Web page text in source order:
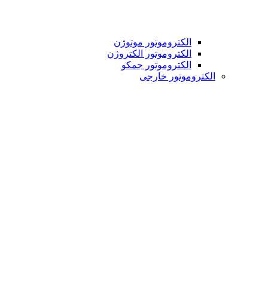
الکتروموتور موتوژن
الکتروموتور الکتروژن
الکتروموتور جمکو
الکتروموتور خارجی